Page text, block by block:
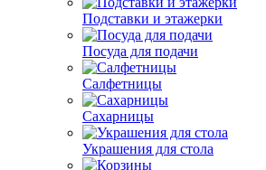
Подставки и этажерки
Посуда для подачи
Салфетницы
Сахарницы
Украшения для стола